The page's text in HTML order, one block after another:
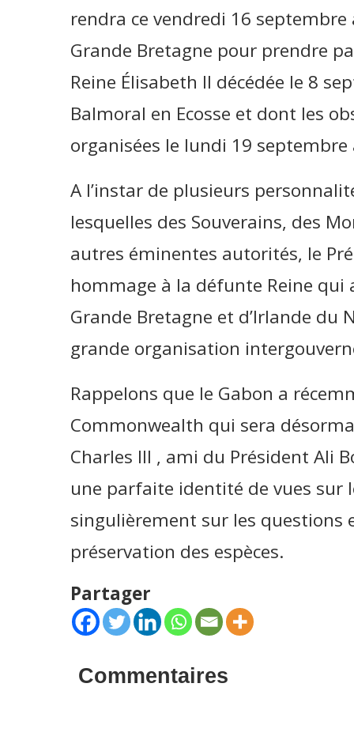
rendra ce vendredi 16
Grande Bretagne pour prendre
Reine Élisabeth II décédée le 8
Balmoral en Ecosse et dont les
organisées le lundi 19 septembre
A l’instar de plusieurs
lesquelles des Souverains, des
autres éminentes autorités, le
hommage à la défunte Reine qui
Grande Bretagne et d’Irlande du
grande organisation
Rappelons que le Gabon a
Commonwealth qui sera
Charles lll , ami du Président Ali
une parfaite identité de vues sur
singulièrement sur les questions
préservation des espèces.
Partager
Commentaires